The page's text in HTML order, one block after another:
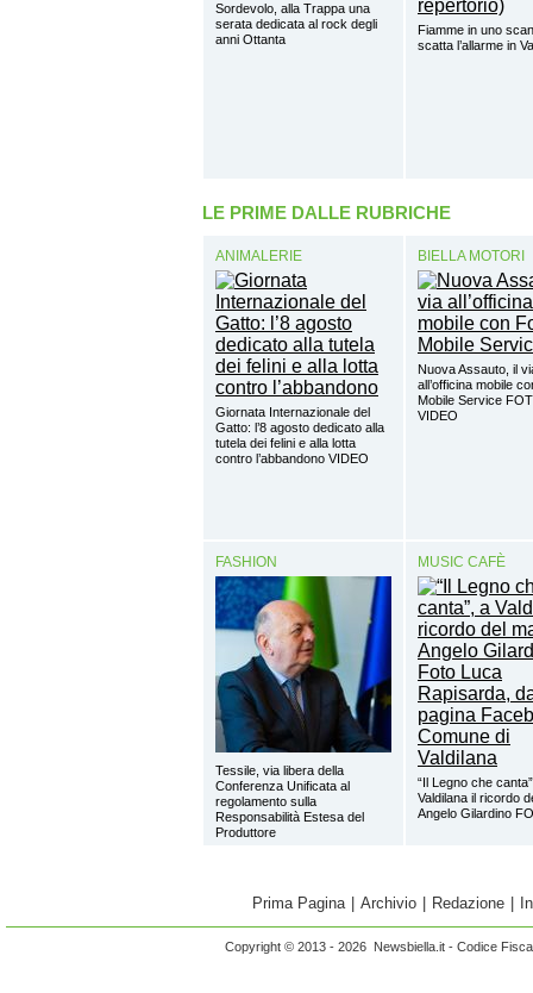
Sordevolo, alla Trappa una
serata dedicata al rock degli
anni Ottanta
Fiamme in uno
scatta l’allarme in
LE PRIME DALLE RUBRICHE
ANIMALERIE
Giornata Internazionale del
Gatto: l’8 agosto dedicato alla
tutela dei felini e alla lotta
contro l’abbandono VIDEO
BIELLA MOTORI
Nuova Assauto, il
all’officina mobile
Mobile Service
VIDEO
FASHION
Tessile, via libera della
Conferenza Unificata al
regolamento sulla
Responsabilità Estesa del
Produttore
MUSIC CAFÈ
“Il Legno che
Valdilana il ricordo
Angelo Gilardino
Prima Pagina Archivio Redazione
Copyright © 2013 - 2026 Newsbiella.it - Codice